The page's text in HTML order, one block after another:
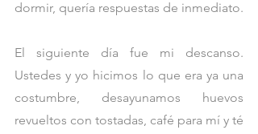
El siguiente día fue mi descanso.
Ustedes y yo hicimos lo que era ya una
costumbre, desayunamos huevos
revueltos con tostadas, café para mí y té